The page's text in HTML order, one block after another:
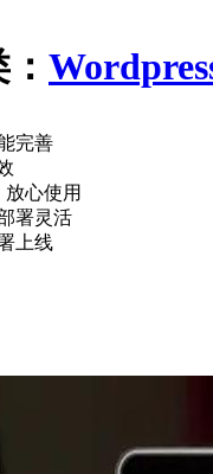
完善
心使用
署灵活
上线